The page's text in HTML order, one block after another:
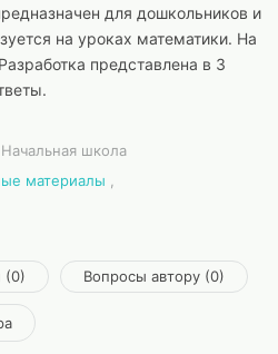
для дошкольников и
на уроках математики. На
представлена в 3
школа
материалы
(0) Вопросы автору (0)